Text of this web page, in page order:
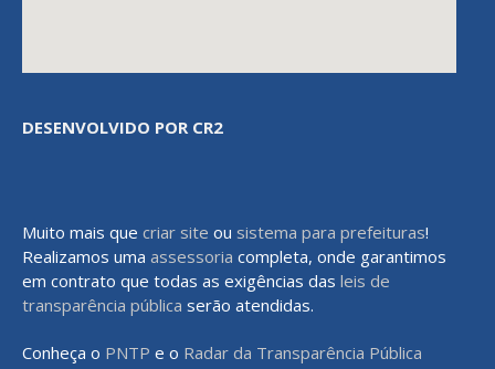
DESENVOLVIDO POR CR2
Muito mais que criar site ou sistema para prefeituras!
Realizamos uma assessoria completa, onde garantimos
em contrato que todas as exigências das leis de
transparência pública serão atendidas.
Conheça o PNTP e o Radar da Transparência Pública